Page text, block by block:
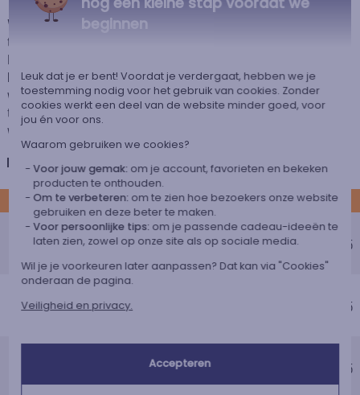
Voor elke bestelling onder 85 €, zijn de onderstaande verzendkosten van
toepassing.
De geschatte levertijden kunt je hieronder vinden. Je kunt de
bezorgopties bepalen: normale levering of express levering. Per cadeau
worden de mogelijke leveropties weergegeven op de artikelpagina en
tijdens de stappen van je winkelwagen. (Als je het geld overmaakt, houd
wel rekening met 3-4 dagen extra levertijd van je cadeau.)
Nederland
STANDAARD
Voordelig afhaalpunt
Geschatte afleverdatum
Vrijdag 14 augustus 2026
€ 5,25
Voordelig thuisbezorging
Geschatte afleverdatum
€ 5,95
Standaard thuisbezorging
Geschatte afleverdatum
Woensdag 12 augustus 2026
€ 8,95
beginnen
Leuk dat je er bent! Voordat je verdergaat, hebben we je
toestemming nodig voor het gebruik van cookies. Zonder
cookies werkt een deel van de website minder goed, voor
jou én voor ons.
Waarom gebruiken we cookies?
Voor jouw gemak: om je account, favorieten en bekeken
producten te onthouden.
Om te verbeteren: om te zien hoe bezoekers onze website
gebruiken en deze beter te maken.
Voor persoonlijke tips: om je passende cadeau-ideeën te
laten zien, zowel op onze site als op sociale media.
Wil je je voorkeuren later aanpassen? Dat kan via "Cookies"
onderaan de pagina.
Veiligheid en privacy.
Accepteren